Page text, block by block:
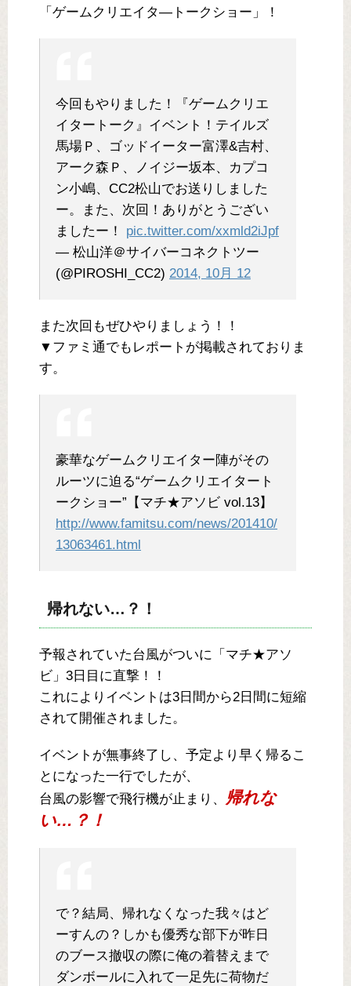
「ゲームクリエイタ―トークショー」！
今回もやりました！『ゲームクリエ
イタートーク』イベント！テイルズ
馬場Ｐ、ゴッドイーター富澤&吉村、
アーク森Ｐ、ノイジー坂本、カプコ
ン小嶋、CC2松山でお送りしました
ー。また、次回！ありがとうござい
ましたー！ pic.twitter.com/xxmld2iJpf
— 松山洋＠サイバーコネクトツー
(@PIROSHI_CC2) 2014, 10月 12
また次回もぜひやりましょう！！
▼ファミ通でもレポートが掲載されておりま
す。
豪華なゲームクリエイター陣がその
ルーツに迫る“ゲームクリエイタート
ークショー”【マチ★アソビ vol.13】
http://www.famitsu.com/news/201410/
13063461.html
帰れない…？！
予報されていた台風がついに「マチ★アソ
ビ」3日目に直撃！！
これによりイベントは3日間から2日間に短縮
されて開催されました。
イベントが無事終了し、予定より早く帰るこ
とになった一行でしたが、
台風の影響で飛行機が止まり、 帰れな
い…？！
で？結局、帰れなくなった我々はど
ーすんの？しかも優秀な部下が昨日
のブース撤収の際に俺の着替えまで
ダンボールに入れて一足先に荷物だ